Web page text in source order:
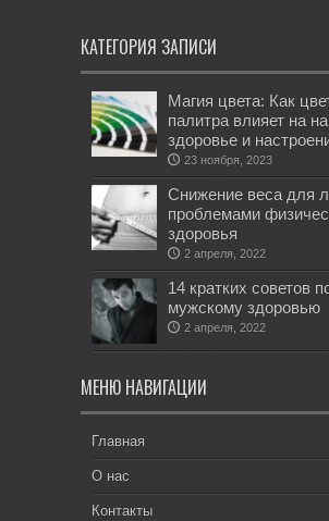
КАТЕГОРИЯ ЗАПИСИ
Магия цвета: Как
палитра влияет на
здоровье и
23 ноября, 2023
Снижение веса для
проблемами
здоровья
2 апреля, 2022
14 кратких советов
мужскому здоровью
2 апреля, 2022
МЕНЮ НАВИГАЦИИ
Главная
О нас
Контакты